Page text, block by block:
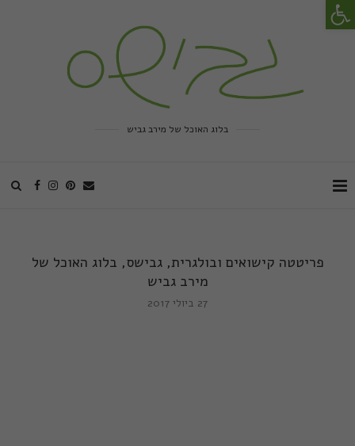
בלוג האוכל של מירב גביש
פריטטה קישואים ובולגרית, גבישס, בלוג האוכל של
מירב גביש
27 ביולי 2017